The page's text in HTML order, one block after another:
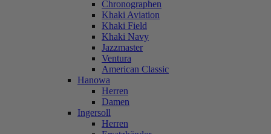
Chronographen
Khaki Aviation
Khaki Field
Khaki Navy
Jazzmaster
Ventura
American Classic
Hanowa
Herren
Damen
Ingersoll
Herren